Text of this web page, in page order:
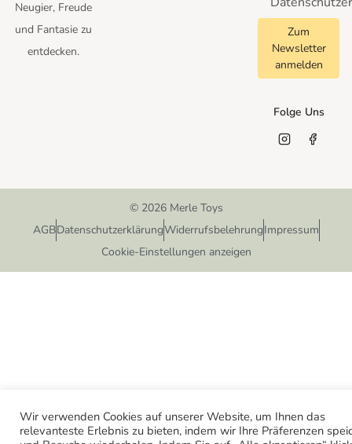
Neugier, Freude
und Fantasie zu
entdecken.
Zum
Newsletter
anmelden
Folge Uns
© 2026 Merle Toys
AGBDatenschutzerklärungWiderrufsbelehrungImpressum
Cookie-Einstellungen anzeigen
Wir verwenden Cookies auf unserer Website, um Ihnen das
relevanteste Erlebnis zu bieten, indem wir Ihre Präferenzen